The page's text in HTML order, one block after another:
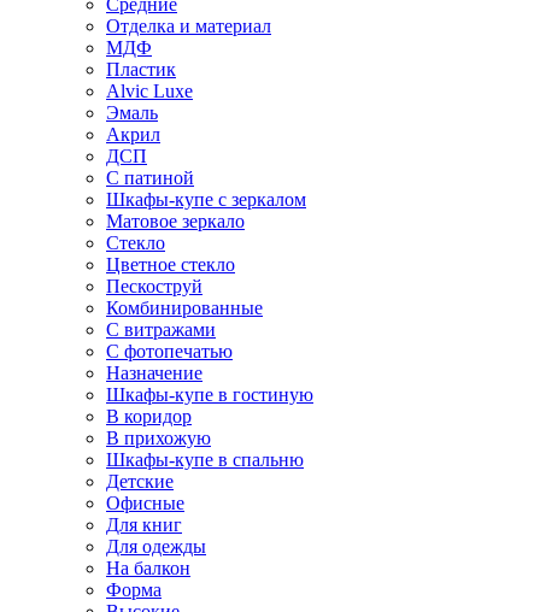
Средние
Отделка и материал
МДФ
Пластик
Alvic Luxe
Эмаль
Акрил
ДСП
С патиной
Шкафы-купе с зеркалом
Матовое зеркало
Стекло
Цветное стекло
Пескоструй
Комбинированные
С витражами
С фотопечатью
Назначение
Шкафы-купе в гостиную
В коридор
В прихожую
Шкафы-купе в спальню
Детские
Офисные
Для книг
Для одежды
На балкон
Форма